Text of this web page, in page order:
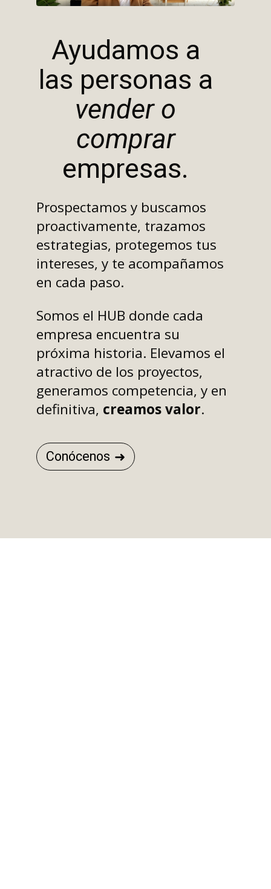
Ayudamos a
las personas a
vender o
comprar
empresas.
Prospectamos y buscamos
proactivamente, trazamos
estrategias, protegemos tus
intereses, y te acompañamos
en cada paso.
Somos el HUB donde cada
empresa encuentra su
próxima historia. Elevamos el
atractivo de los proyectos,
generamos competencia, y en
definitiva, creamos valor.
Conócenos